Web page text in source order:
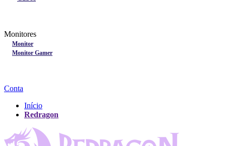
Monitores
Monitor
Monitor Gamer
Conta
Início
Redragon